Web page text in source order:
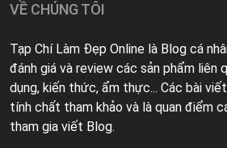
VỀ CHÚNG TÔI
Tạp Chí Làm Đẹp Online là Blog cá
đánh giá và review các sản phẩm liên
dụng, kiến thức, ẩm thực... Các bài
tính chất tham khảo và là quan điểm
tham gia viết Blog.